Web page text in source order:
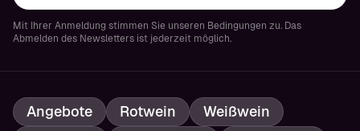
Mit Ihrer Anmeldung stimmen Sie unseren Bedingungen zu. Das
Abmelden des Newsletters ist jederzeit möglich.
Angebote Rotwein
Weißwein